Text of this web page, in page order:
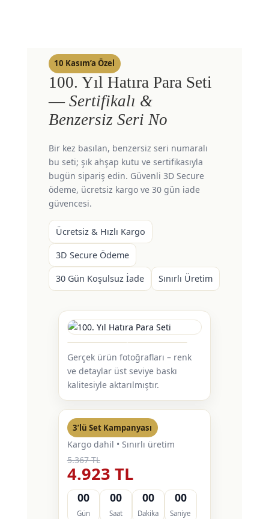
10 Kasım’a Özel
100. Yıl Hatıra Para Seti
— Sertifikalı &
Benzersiz Seri No
Bir kez basılan, benzersiz seri numaralı
bu seti; şık ahşap kutu ve sertifikasıyla
bugün sipariş edin. Güvenli 3D Secure
ödeme, ücretsiz kargo ve 30 gün iade
güvencesi.
Ücretsiz & Hızlı Kargo
3D Secure Ödeme
30 Gün Koşulsuz İade Sınırlı Üretim
Gerçek ürün fotoğrafları – renk
ve detaylar üst seviye baskı
kalitesiyle aktarılmıştır.
3’lü Set Kampanyası
Kargo dahil • Sınırlı üretim
5.367 TL
4.923 TL
00
Gün
00
Saat
00
Dakika
00
Saniye